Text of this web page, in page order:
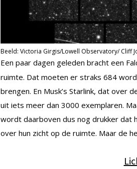
Beeld: Victoria Girgis/Lowell Observatory/ Cliff
Een paar dagen geleden bracht een
ruimte. Dat moeten er straks 684
brengen. En Musk’s Starlink, dat over
uit iets meer dan 3000 exemplaren.
wordt daarboven dus nog drukker dat
over hun zicht op de ruimte. Maar de